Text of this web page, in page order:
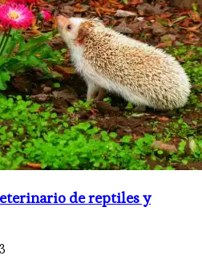
de reptiles y